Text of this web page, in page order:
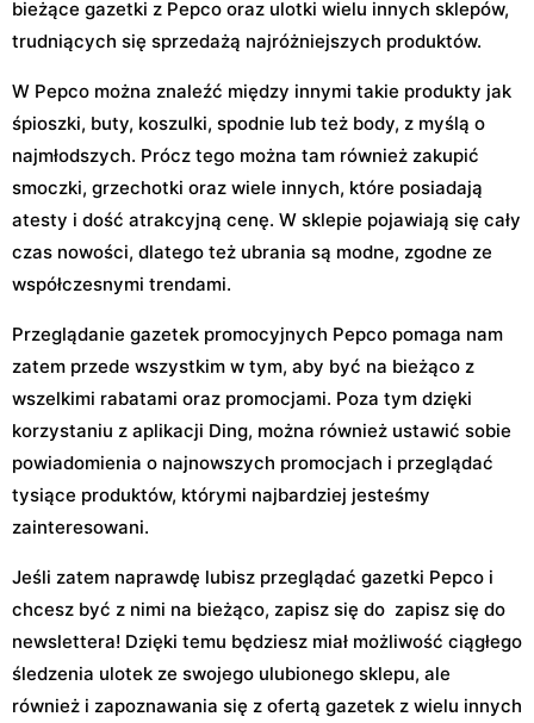
bieżące gazetki z Pepco oraz ulotki wielu innych sklepów,
trudniących się sprzedażą najróżniejszych produktów.
W Pepco można znaleźć między innymi takie produkty jak
śpioszki, buty, koszulki, spodnie lub też body, z myślą o
najmłodszych. Prócz tego można tam również zakupić
smoczki, grzechotki oraz wiele innych, które posiadają
atesty i dość atrakcyjną cenę. W sklepie pojawiają się cały
czas nowości, dlatego też ubrania są modne, zgodne ze
współczesnymi trendami.
Przeglądanie gazetek promocyjnych Pepco pomaga nam
zatem przede wszystkim w tym, aby być na bieżąco z
wszelkimi rabatami oraz promocjami. Poza tym dzięki
korzystaniu z aplikacji Ding, można również ustawić sobie
powiadomienia o najnowszych promocjach i przeglądać
tysiące produktów, którymi najbardziej jesteśmy
zainteresowani.
Jeśli zatem naprawdę lubisz przeglądać gazetki Pepco i
chcesz być z nimi na bieżąco, zapisz się do zapisz się do
newslettera! Dzięki temu będziesz miał możliwość ciągłego
śledzenia ulotek ze swojego ulubionego sklepu, ale
również i zapoznawania się z ofertą gazetek z wielu innych